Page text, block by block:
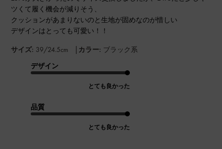
ツくて履く機会が減りそう、
クッションがあまりないのと生地が固めなのが惜しい
デザインはとっても可愛い！！
サイズ: 39/24.5cm | カラー: ブラック系
デザイン
とても良かった
品質
とても良かった